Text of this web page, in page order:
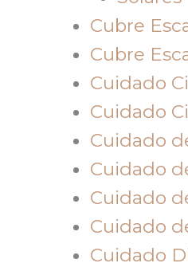
Cubre
Cubre
Cuidado
Cuidado
Cuidado
Cuidado
Cuidado
Cuidado
Cuidado